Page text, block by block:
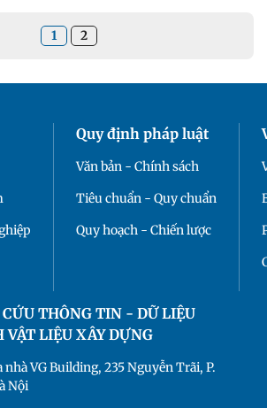
1 2
Quy định pháp luật
Văn bản - Chính sách
Tiêu chuẩn - Quy chuẩn
Quy hoạch - Chiến lược
THÔNG TIN - DỮ LIỆU
VẬT LIỆU XÂY DỰNG
VG Building, 235 Nguyễn Trãi, P.
Nội